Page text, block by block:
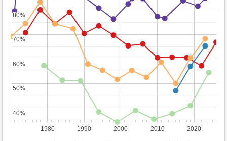
1980 1990 2000 2010 2020
40%
40%
50%
50%
60%
60%
70%
70%
80%
80%